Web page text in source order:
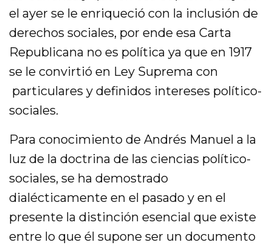
el ayer se le enriqueció con la inclusión de
derechos sociales, por ende esa Carta
Republicana no es política ya que en 1917
se le convirtió en Ley Suprema con
particulares y definidos intereses político-
sociales.
Para conocimiento de Andrés Manuel a la
luz de la doctrina de las ciencias político-
sociales, se ha demostrado
dialécticamente en el pasado y en el
presente la distinción esencial que existe
entre lo que él supone ser un documento